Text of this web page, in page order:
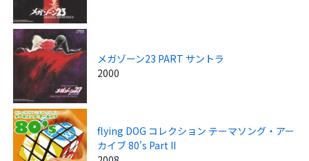
メガゾーン23 PART サントラ
2000
flying DOG コレクション テーマソング・アー
カイブ 80's Part II